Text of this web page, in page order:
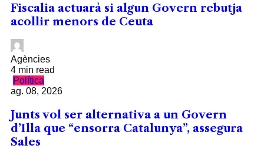
Fiscalia actuarà si algun Govern rebutja
acollir menors de Ceuta
Agències
4 min read
Política
ag. 08, 2026
Junts vol ser alternativa a un Govern
d’Illa que “ensorra Catalunya”, assegura
Sales